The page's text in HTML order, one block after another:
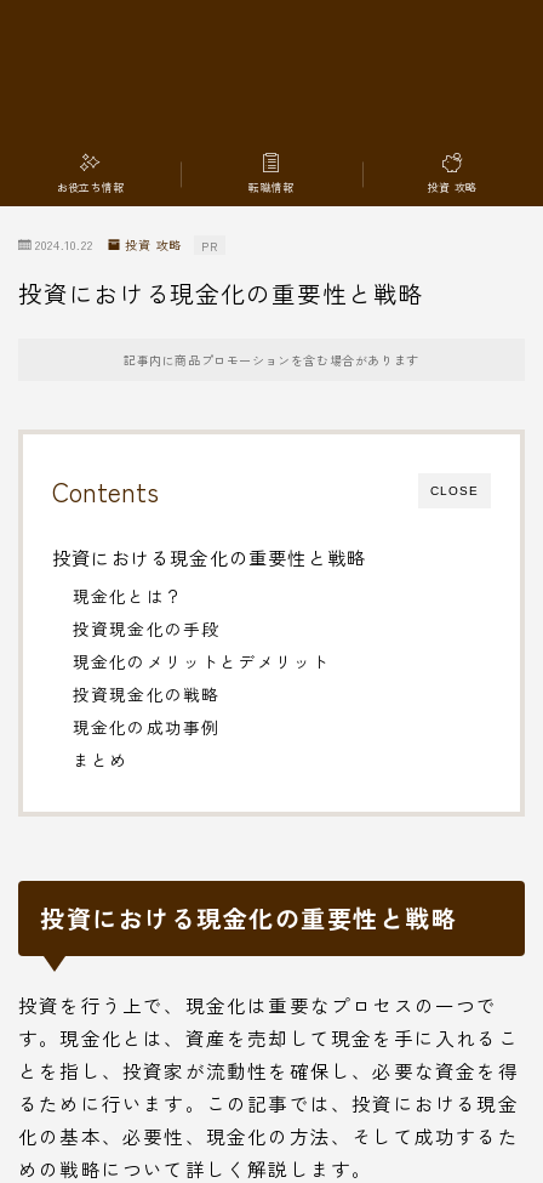
お役立ち情報 転職情報 投資 攻略
2024.10.22 投資 攻略 PR
投資における現金化の重要性と戦略
記事内に商品プロモーションを含む場合があります
CLOSE
Contents
投資における現金化の重要性と戦略
現金化とは？
投資現金化の手段
現金化のメリットとデメリット
投資現金化の戦略
現金化の成功事例
まとめ
投資における現金化の重要性と戦略
投資を行う上で、現金化は重要なプロセスの一つで
す。現金化とは、資産を売却して現金を手に入れるこ
とを指し、投資家が流動性を確保し、必要な資金を得
るために行います。この記事では、投資における現金
化の基本、必要性、現金化の方法、そして成功するた
めの戦略について詳しく解説します。